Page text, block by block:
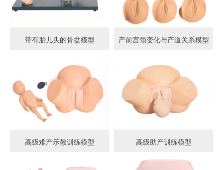
带有胎儿头的骨盆模型 产前宫颈变化与产道关系模型
高级难产示教训练模型 高级助产训练模型